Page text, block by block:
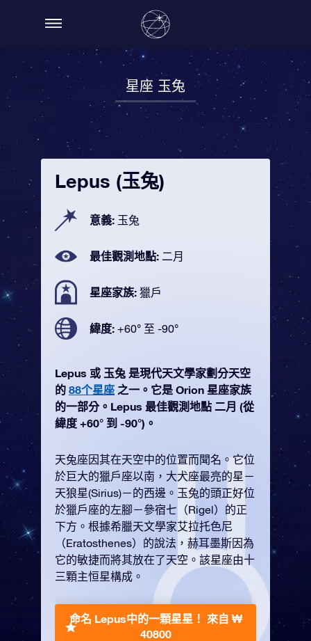
星座 玉兔
Lepus (玉兔)
意義: 玉兔
最佳觀測地點: 二月
星座家族: 獵戶
緯度: +60° 至 -90°
Lepus 或 玉兔 是現代天文學家劃分天空
的 88个星座 之一。它是 Orion 星座家族
的一部分。Lepus 最佳觀測地點 二月 (從
緯度 +60° 到 -90°)。
天兔座因其在天空中的位置而聞名。它位
於巨大的獵戶座以南，大犬座最亮的星－
天狼星(Sirius)－的西邊。玉兔的頭正好位
於獵戶座的左腳－參宿七（Rigel）的正
下方。根據希臘天文學家艾拉托色尼
（Eratosthenes）的說法，赫耳墨斯因為
它的敏捷而將其放在了天空。該星座由十
三顆主恒星構成。
命名 Lepus中的一顆星星！ 來自 ₩
40800